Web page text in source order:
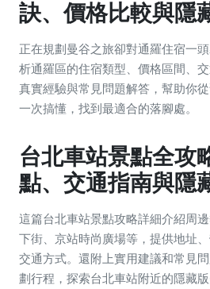
訣、價格比較與隱
正在規劃曼谷之旅卻對通羅住宿一
析通羅區的住宿類型、價格區間、
真實經驗與常見問題解答，幫助你
一次搞懂，找到最適合的落腳處。
台北車站景點全攻
點、交通指南與隱
這篇台北車站景點攻略詳細介紹周
下街、京站時尚廣場等，提供地址
交通方式。還附上實用建議和常見
劃行程，探索台北車站附近的隱藏版